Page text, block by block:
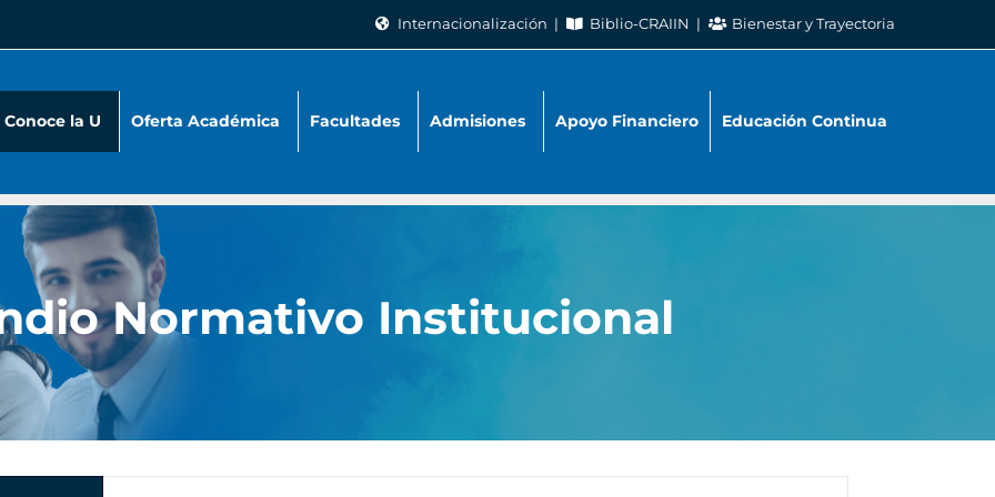
Internacionalización Biblio-CRAIIN Bienestar y Trayectoria
Conoce la U Oferta Académica Facultades Admisiones Apoyo Financiero Educación Continua
Normativo Institucional